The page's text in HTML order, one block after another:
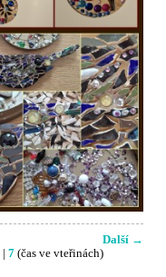
Další →
7(čas ve vteřinách)